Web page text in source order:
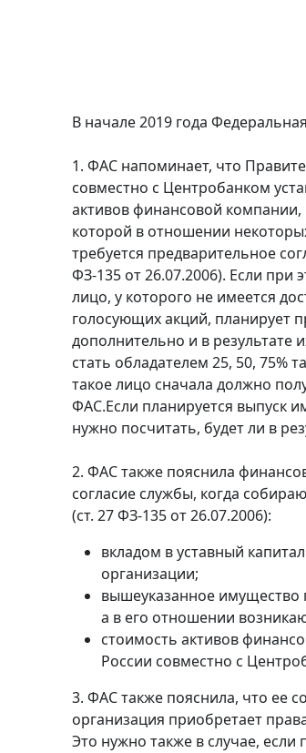
В начале 2019 года
1. ФАС напоминает, что
совместно с Центробанком
активов финансовой
которой в отношении
требуется предварительное
ФЗ-135 от 26.07.2006). Если при
лицо, у которого не имеется
голосующих акций, планирует
дополнительно и в результате
стать обладателем 25, 50, 75%
такое лицо сначала должно
ФАС.Если планируется выпуск
нужно посчитать, будет ли в
2. ФАС также пояснила
согласие службы, когда
(ст. 27 ФЗ-135 от 26.07.2006):
вкладом в уставный
организации;
вышеуказанное имущество
а в его отношении
стоимость активов
России совместно с
3. ФАС также пояснила, что ее
организация приобретает
Это нужно также в случае,